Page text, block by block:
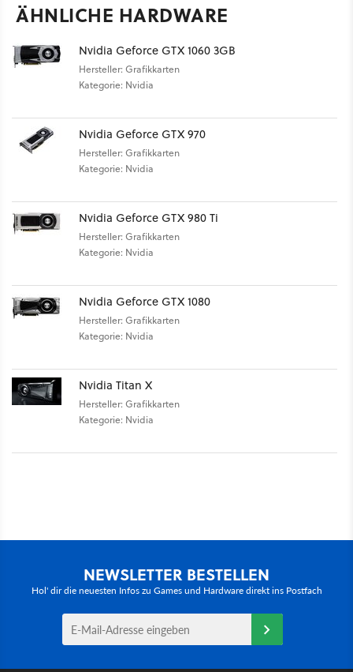
ÄHNLICHE HARDWARE
Nvidia Geforce GTX 1060 3GB
Hersteller: Grafikkarten
Kategorie: Nvidia
Nvidia Geforce GTX 970
Hersteller: Grafikkarten
Kategorie: Nvidia
Nvidia Geforce GTX 980 Ti
Hersteller: Grafikkarten
Kategorie: Nvidia
Nvidia Geforce GTX 1080
Hersteller: Grafikkarten
Kategorie: Nvidia
Nvidia Titan X
Hersteller: Grafikkarten
Kategorie: Nvidia
NEWSLETTER BESTELLEN
Hol' dir die neuesten Infos zu Games und Hardware direkt ins Postfach